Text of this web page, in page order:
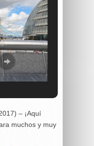
– ¡Aquí
muchos y muy